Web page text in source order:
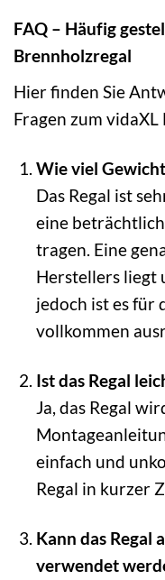
FAQ – Häufig
Brennholzregal
Hier finden Sie
Fragen zum
Wie viel
Das Regal ist
eine
tragen. Eine
Herstellers liegt
jedoch ist es für
vollkommen
Ist das Regal
Ja, das Regal
einfach und
Regal in kurzer
Kann das Regal
verwendet